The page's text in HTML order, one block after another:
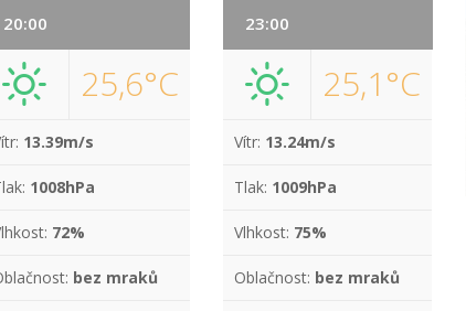
20:00
25,6°C
13.39m/s
1008hPa
72%
bez mraků
23:00
25,1°C
Vítr: 13.24m/s
Tlak: 1009hPa
Vlhkost: 75%
Oblačnost: bez mraků